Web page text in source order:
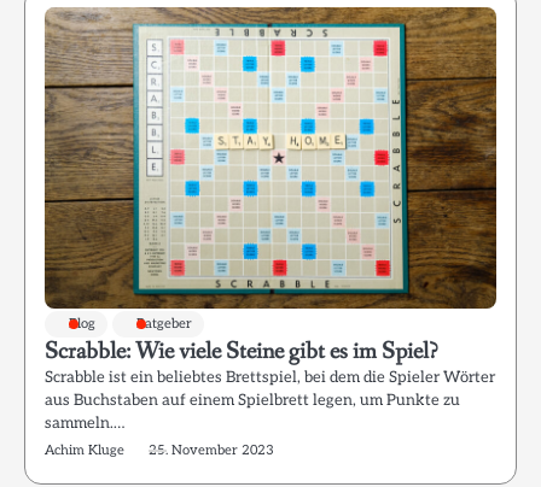
Blog Ratgeber
Scrabble: Wie viele Steine gibt es im Spiel?
Scrabble ist ein beliebtes Brettspiel, bei dem die Spieler Wörter
aus Buchstaben auf einem Spielbrett legen, um Punkte zu
sammeln.…
Achim Kluge 25. November 2023